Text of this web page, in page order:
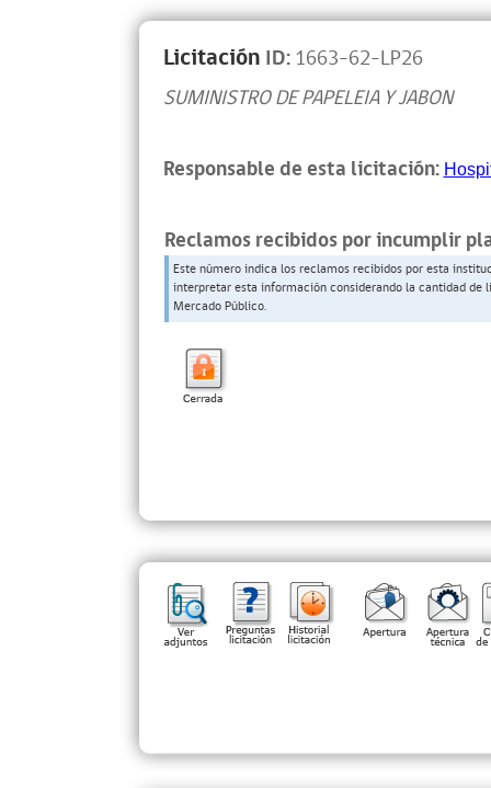
Licitación ID:1663-62-LP26
SUMINISTRO DE PAPELEIA Y JABON
Responsable de esta licitación:
Reclamos recibidos por incumplir
Este número indica los reclamos recibidos por esta
interpretar esta información considerando la cantidad
Mercado Público.